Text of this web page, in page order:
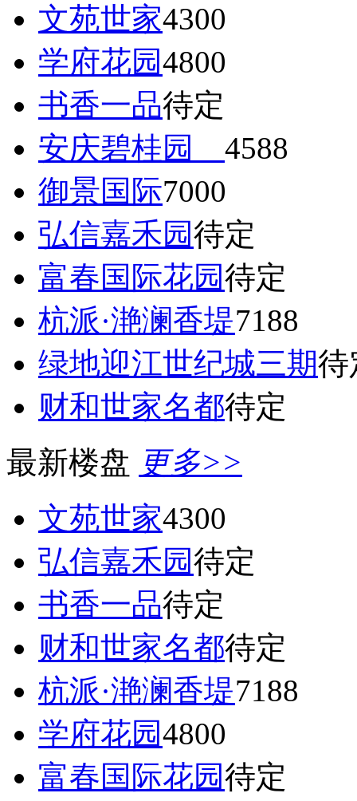
文苑世家4300
学府花园4800
书香一品待定
安庆碧桂园 4588
御景国际7000
弘信嘉禾园待定
富春国际花园待定
杭派·滟澜香堤7188
绿地迎江世纪城三期待
财和世家名都待定
最新楼盘 更多>>
文苑世家4300
弘信嘉禾园待定
书香一品待定
财和世家名都待定
杭派·滟澜香堤7188
学府花园4800
富春国际花园待定